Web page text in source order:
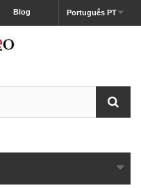
Português PT
Blog